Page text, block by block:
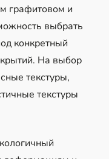
графитовом и
выбрать
конкретный
На выбор
текстуры,
текстуры